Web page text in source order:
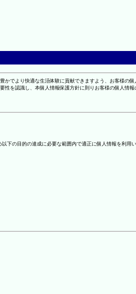
でより快適な生活体験に貢献できますよう、お客様の
を認識し、本個人情報保護方針に則りお客様の個人情報
下の目的の達成に必要な範囲内で適正に個人情報を利用い